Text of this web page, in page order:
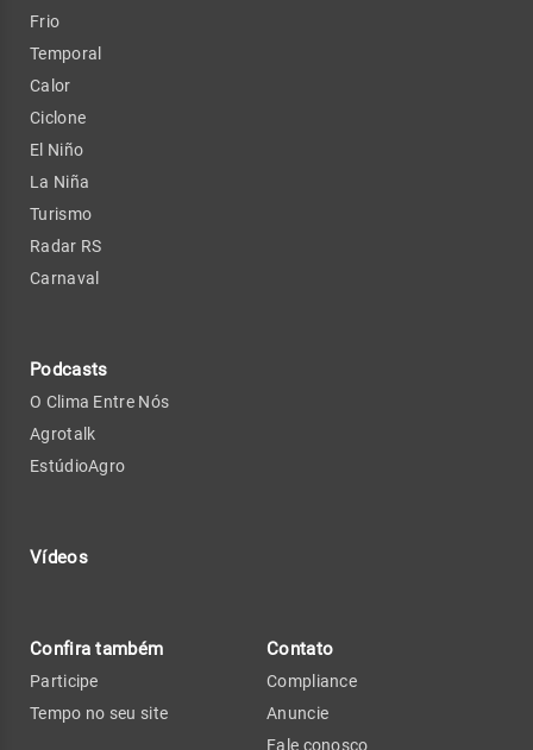
Frio
Temporal
Calor
Ciclone
El Niño
La Niña
Turismo
Radar RS
Carnaval
Podcasts
O Clima Entre Nós
Agrotalk
EstúdioAgro
Vídeos
Confira também
Participe
Tempo no seu site
Contato
Compliance
Anuncie
Fale conosco